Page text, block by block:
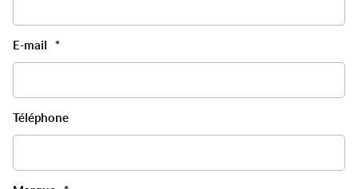
E-mail *
Téléphone